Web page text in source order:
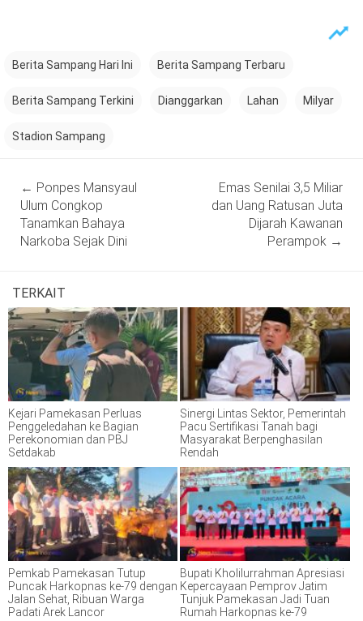
Berita Sampang Hari Ini Berita Sampang Terbaru
Berita Sampang Terkini Dianggarkan Lahan Milyar
Stadion Sampang
navigation
← Ponpes Mansyaul
Ulum Congkop
Tanamkan Bahaya
Narkoba Sejak Dini
Emas Senilai 3,5 Miliar
dan Uang Ratusan Juta
Dijarah Kawanan
Perampok →
TERKAIT
Kejari Pamekasan Perluas
Penggeledahan ke Bagian
Perekonomian dan PBJ
Setdakab
Sinergi Lintas Sektor, Pemerintah
Pacu Sertifikasi Tanah bagi
Masyarakat Berpenghasilan
Rendah
Pemkab Pamekasan Tutup
Puncak Harkopnas ke-79 dengan
Jalan Sehat, Ribuan Warga
Padati Arek Lancor
Bupati Kholilurrahman Apresiasi
Kepercayaan Pemprov Jatim
Tunjuk Pamekasan Jadi Tuan
Rumah Harkopnas ke-79